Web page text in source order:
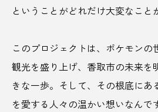
ちば醤油 チョコレート
ディートフリー デカ盛り
デザインあ展neo テレビ出演
ということがどれだけ大変なこ
このプロジェクトは、ポケモンの
観光を盛り上げ、香取市の未来を
きな一歩。そして、その根底にあ
を愛する人々の温かい想いなんで